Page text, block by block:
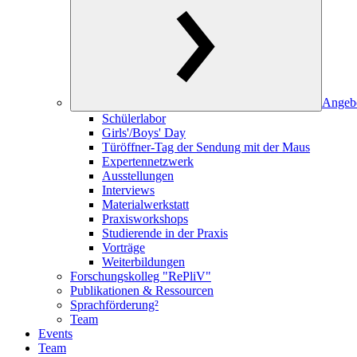
Schülerlabor
Girls'/Boys' Day
Türöffner-Tag der Sendung mit der Maus
Expertennetzwerk
Ausstellungen
Interviews
Materialwerkstatt
Praxisworkshops
Studierende in der Praxis
Vorträge
Weiterbildungen
Forschungskolleg "RePliV"
Publikationen & Ressourcen
Sprachförderung²
Team
Events
Team